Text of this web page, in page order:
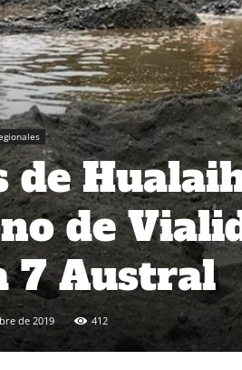
de
de
7 Austral
de 2019 412